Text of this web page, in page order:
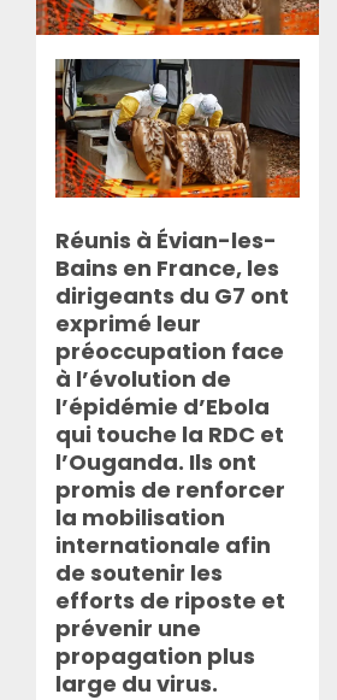
Réunis à Évian-les-
Bains en France, les
dirigeants du G7 ont
exprimé leur
préoccupation face
à l’évolution de
l’épidémie d’Ebola
qui touche la RDC et
l’Ouganda. Ils ont
promis de renforcer
la mobilisation
internationale afin
de soutenir les
efforts de riposte et
prévenir une
propagation plus
large du virus.